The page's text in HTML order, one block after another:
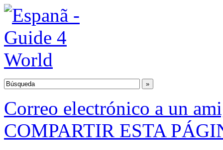
Correo electrónico a un
COMPARTIR ESTA